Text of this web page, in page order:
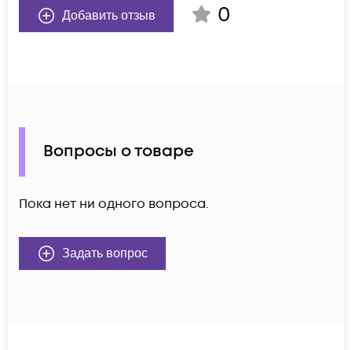
Добавить отзыв 0
Вопросы о товаре
Пока нет ни одного вопроса.
Задать вопрос